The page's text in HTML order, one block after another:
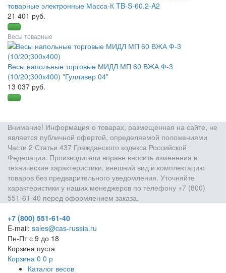
товарные электронные Масса-К TB-S-60.2-A2
21 401 руб.
Весы товарные
Весы напольные торговые МИДЛ МП 60 ВЖА Ф-3
(10/20;300х400) "Гулливер 04"
13 037 руб.
Внимание! Информация о товарах, размещенная на сайте, не
является публичной офертой, определяемой положениями
Части 2 Статьи 437 Гражданского кодекса Российской
Федерации. Производители вправе вносить изменения в
технические характеристики, внешний вид и комплектацию
товаров без предварительного уведомления. Уточняйте
характеристики у наших менеджеров по телефону +7 (800)
551-61-40 перед оформлением заказа.
+7 (800) 551-61-40
E-mail: sales@cas-russia.ru
Пн-Пт с 9 до 18
Корзина пуста
Корзина 0 0 р
Каталог весов